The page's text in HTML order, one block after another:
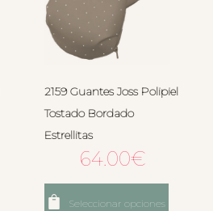
2159 Guantes Joss Polipiel
Tostado Bordado
Estrellitas
64.00€
Seleccionar opciones